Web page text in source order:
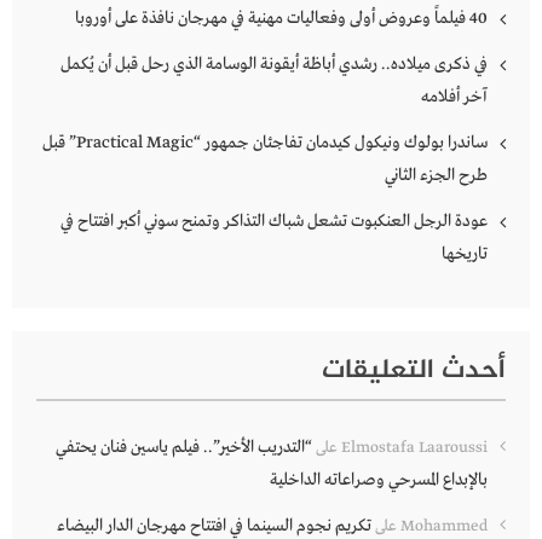
40 فيلماً وعروض أولى وفعاليات مهنية في مهرجان نافذة على أوروبا
في ذكرى ميلاده.. رشدي أباظة أيقونة الوسامة الذي رحل قبل أن يُكمل
آخر أفلامه
ساندرا بولوك ونيكول كيدمان تفاجئان جمهور “Practical Magic” قبل
طرح الجزء الثاني
عودة الرجل العنكبوت تشعل شباك التذاكر وتمنح سوني أكبر افتتاح في
تاريخها
أحدث التعليقات
Elmostafa Laaroussi على“التدريب الأخير”.. فيلم ياسين فنان يحتفي
بالإبداع المسرحي وصراعاته الداخلية
Mohammed علىتكريم نجوم السينما في افتتاح مهرجان الدار البيضاء